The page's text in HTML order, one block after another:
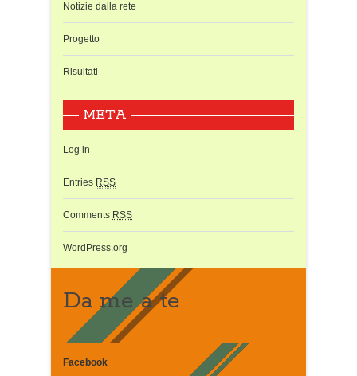
Notizie dalla rete
Progetto
Risultati
META
Log in
Entries RSS
Comments RSS
WordPress.org
Da me a te
Facebook